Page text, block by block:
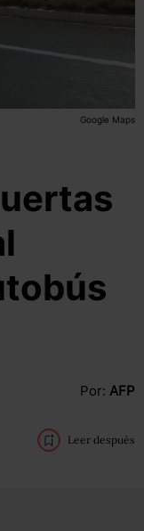
Google Maps
Por: AFP
Leer después